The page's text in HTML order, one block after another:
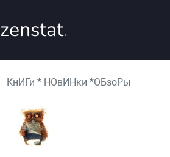
zenstat.
КнИГи * НОвИНки *ОБзоРы